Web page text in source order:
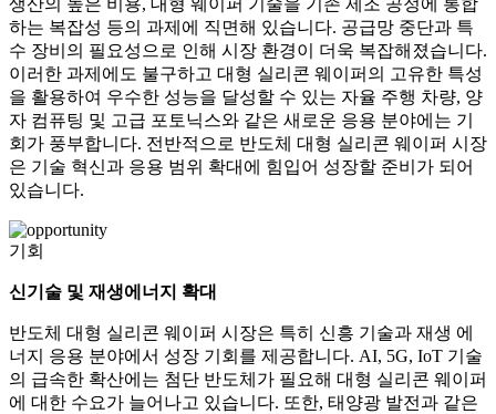
생산의 높은 비용, 대형 웨이퍼 기술을 기존 제조 공정에 통합
하는 복잡성 등의 과제에 직면해 있습니다. 공급망 중단과 특
수 장비의 필요성으로 인해 시장 환경이 더욱 복잡해졌습니다.
이러한 과제에도 불구하고 대형 실리콘 웨이퍼의 고유한 특성
을 활용하여 우수한 성능을 달성할 수 있는 자율 주행 차량, 양
자 컴퓨팅 및 고급 포토닉스와 같은 새로운 응용 분야에는 기
회가 풍부합니다. 전반적으로 반도체 대형 실리콘 웨이퍼 시장
은 기술 혁신과 응용 범위 확대에 힘입어 성장할 준비가 되어
있습니다.
기회
신기술 및 재생에너지 확대
반도체 대형 실리콘 웨이퍼 시장은 특히 신흥 기술과 재생 에
너지 응용 분야에서 성장 기회를 제공합니다. AI, 5G, IoT 기술
의 급속한 확산에는 첨단 반도체가 필요해 대형 실리콘 웨이퍼
에 대한 수요가 늘어나고 있습니다. 또한, 태양광 발전과 같은